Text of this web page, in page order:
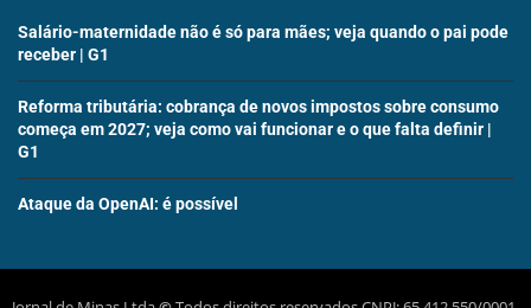
Salário-maternidade não é só para mães; veja quando o pai pode
receber | G1
Reforma tributária: cobrança de novos impostos sobre consumo
começa em 2027; veja como vai funcionar e o que falta definir |
G1
Ataque da OpenAI: é possível